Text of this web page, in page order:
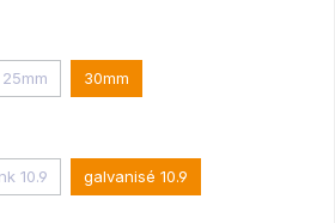
25mm 30mm
10.9 galvanisé 10.9